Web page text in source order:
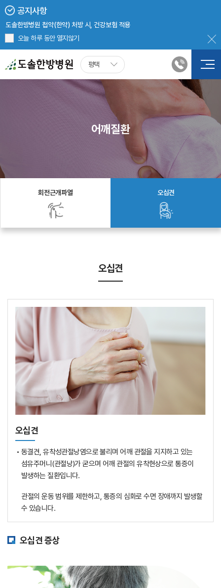
공지사항
보건복지부 <원외탕전실(일반한약)> 인증
근로복지공단 <산업재해보상보험 재활인증의료기관> 인증
도솔한방병원 첩약(한약) 처방 시, 건강보험 적용
보건복지부 <의한협진 의료기관> 선정
2024년 5월 20일부터 병원 진료 시, 신분증 확인 의무화
오늘 하루 동안 열지않기
평택
어깨질환
회전근개파열 오십견
오십견
오십견
• 동결견, 유착성관절낭염으로 불리며 어깨 관절을 지지하고 있는
섬유주머니(관절낭)가 굳으며 어깨 관절의 유착현상으로통증이
발생하는 질환입니다.
관절의 운동 범위를 제한하고, 통증의 심화로 수면 장애까지 발생할
수 있습니다.
오십견 증상